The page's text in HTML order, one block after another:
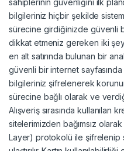
bilgileriniz hiçbir şekilde
sürecine girdiğinizde güvenli
dikkat etmeniz gereken iki şey
en alt satırında bulunan bir
güvenli bir internet
bilgileriniz şifrelenerek
sürecine bağlı olarak ve
Alışveriş sırasında kullanılan
sitelerimizden bağımsız
Layer) protokolü ile şifrelenip